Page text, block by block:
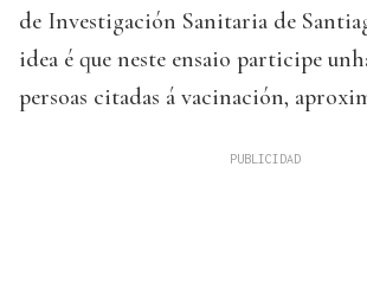
de Investigación Sanitaria de
idea é que neste ensaio participe
persoas citadas á vacinación,